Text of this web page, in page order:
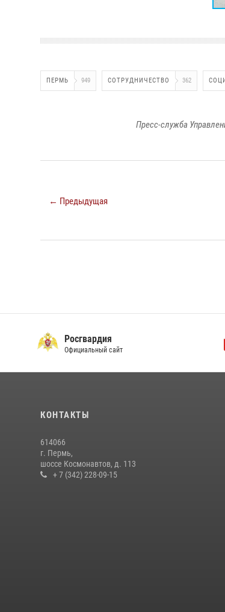
ПЕРМЬ 949 СОТРУДНИЧЕСТВО 362
Пресс-служба
← Предыдущая
Росгвардия
Официальный сайт
КОНТАКТЫ
614066
г. Пермь,
шоссе Космонавтов, д. 113
+ 7 (342) 228-09-15